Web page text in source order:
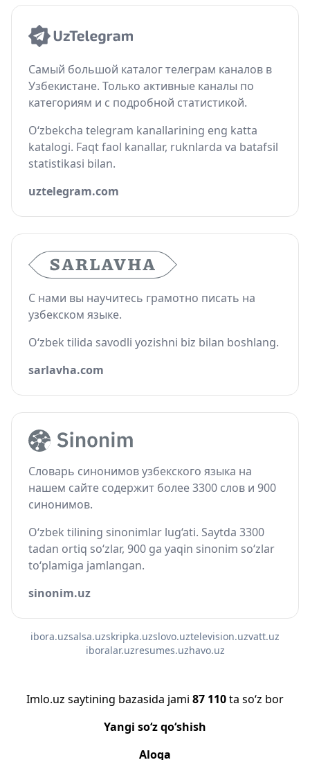
Самый большой каталог телеграм каналов в
Узбекистане. Только активные каналы по
категориям и с подробной статистикой.
O‘zbekcha telegram kanallarining eng katta
katalogi. Faqt faol kanallar, ruknlarda va batafsil
statistikasi bilan.
uztelegram.com
С нами вы научитесь грамотно писать на
узбекском языке.
O‘zbek tilida savodli yozishni biz bilan boshlang.
sarlavha.com
Словарь синонимов узбекского языка на
нашем сайте содержит более 3300 слов и 900
синонимов.
O‘zbek tilining sinonimlar lug‘ati. Saytda 3300
tadan ortiq so‘zlar, 900 ga yaqin sinonim so‘zlar
to‘plamiga jamlangan.
sinonim.uz
ibora.uzsalsa.uzskripka.uzslovo.uztelevision.uzvatt.uz
iboralar.uzresumes.uzhavo.uz
Imlo.uz saytining bazasida jami 87 110ta so‘z bor
Yangi so‘z qo‘shish
Aloqa